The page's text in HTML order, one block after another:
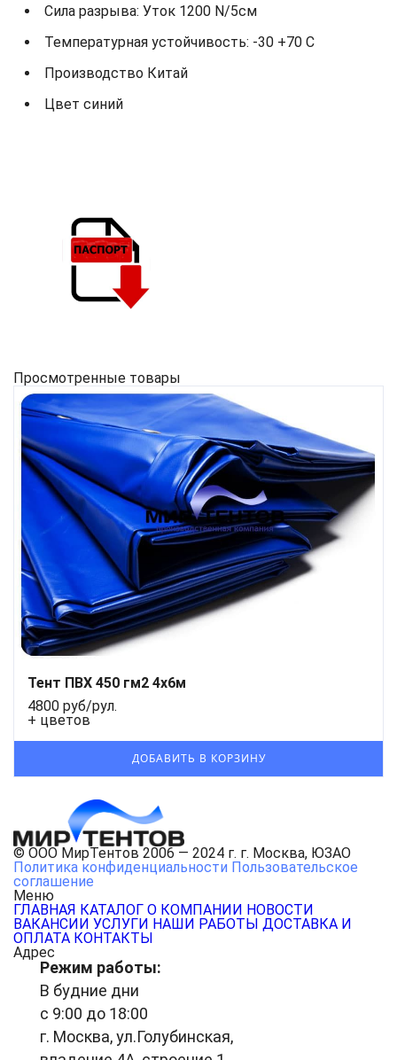
Сила разрыва: Уток 1200 N/5см
Температурная устойчивость: -30 +70 С
Производство Китай
Цвет синий
Просмотренные товары
Тент ПВХ 450 гм2 4x6м
4800 руб/рул.
+ цветов
© ООО МирТентов 2006 — 2024 г. г. Москва, ЮЗАО
Политика конфиденциальности Пользовательское
соглашение
Меню
ГЛАВНАЯ КАТАЛОГ О КОМПАНИИ НОВОСТИ
ВАКАНСИИ УСЛУГИ НАШИ РАБОТЫ ДОСТАВКА И
ОПЛАТА КОНТАКТЫ
Адрес
Режим работы:
В будние дни
с 9:00 до 18:00
г. Москва, ул.Голубинская,